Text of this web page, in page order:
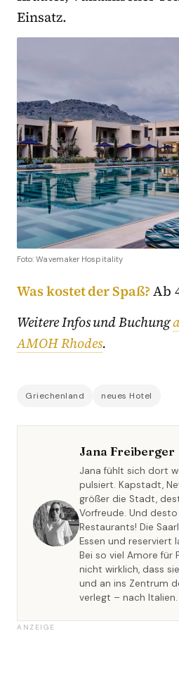
Einsatz.
Foto: Wavemaker Hospitality
Was kostet der Spaß?Ab
Weitere Infos und Buchung
AMOH Rhodes.
Griechenland neues Hotel
Jana Freiberger
Jana fühlt sich dort
pulsiert. Kapstadt,
größer die Stadt,
Vorfreude. Und
Restaurants! Die
Essen und reserviert
Bei so viel Amore für
nicht wirklich, dass
und an ins Zentrum
verlegt – nach Italien.
ANZEIGE